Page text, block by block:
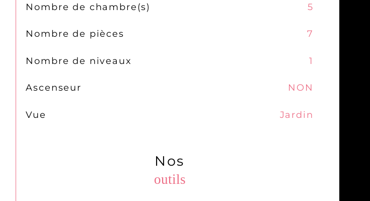
Nombre de chambre(s) 5
Nombre de pièces 7
Nombre de niveaux 1
Ascenseur NON
Vue Jardin
Nos
outils